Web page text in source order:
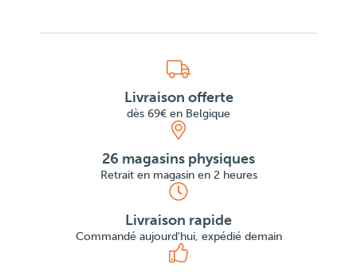
Livraison offerte
dès 69€ en Belgique
26 magasins physiques
Retrait en magasin en 2 heures
Livraison rapide
Commandé aujourd'hui, expédié demain